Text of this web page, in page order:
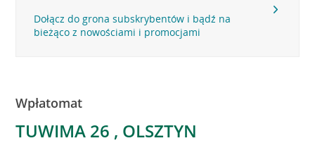
Dołącz do grona subskrybentów i bądź na
bieżąco z nowościami i promocjami
Wpłatomat
TUWIMA 26 , OLSZTYN